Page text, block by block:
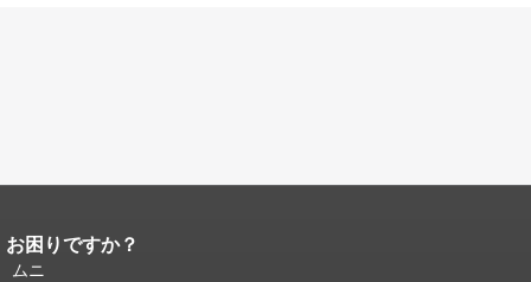
ページコンテンツの終わり。
ジの残りの部分はすべてのページで繰
お困りですか？
ムニ